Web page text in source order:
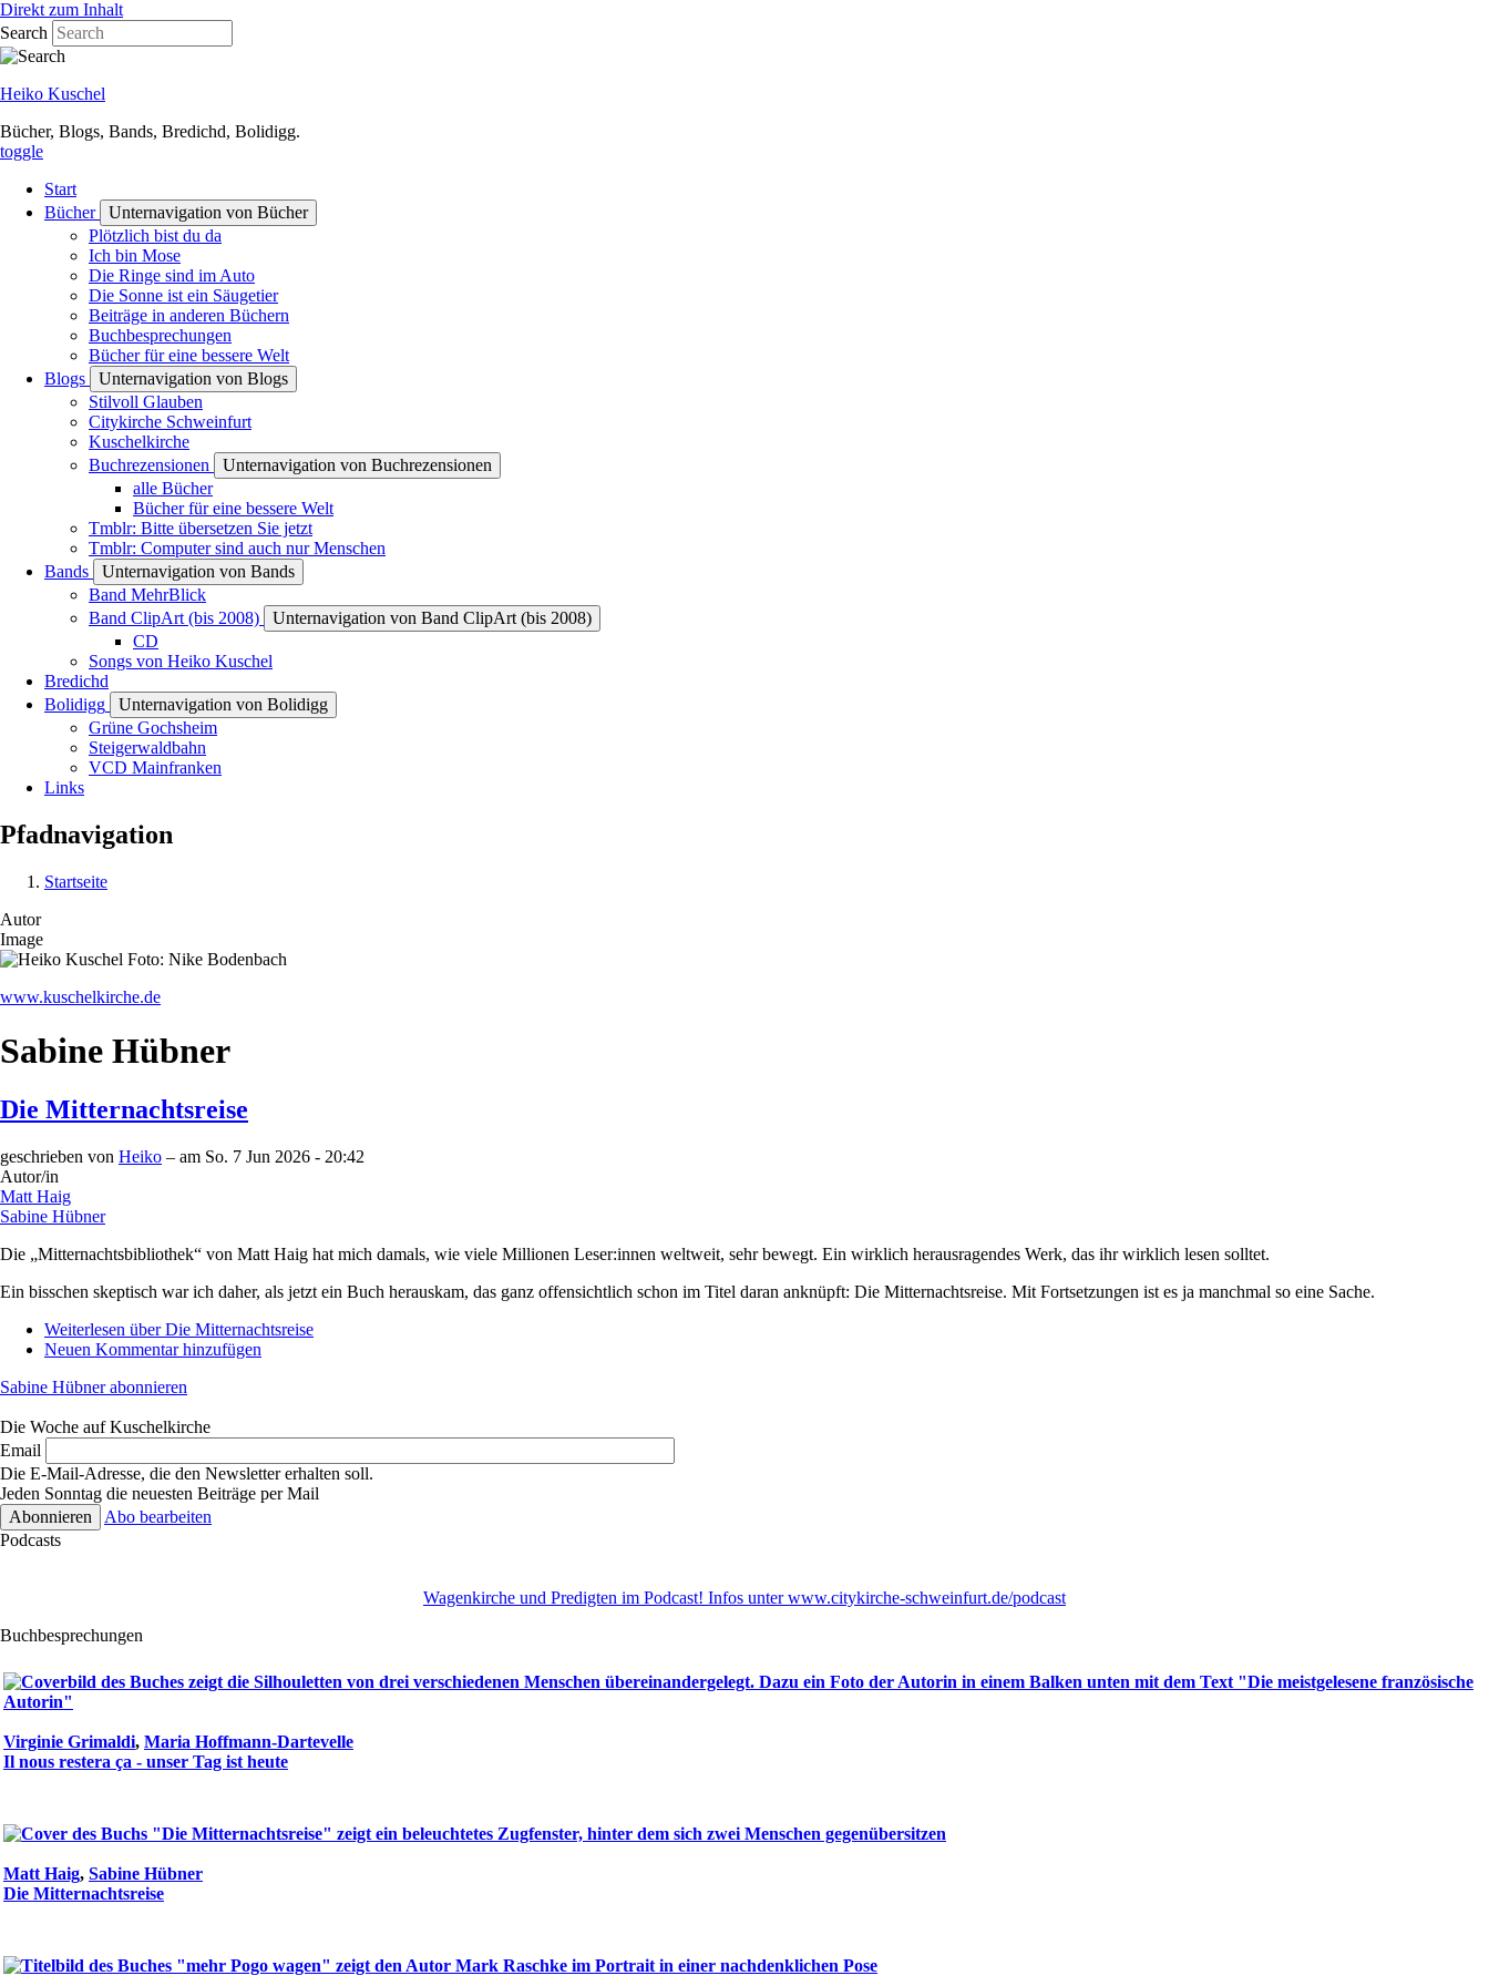
Direkt zum Inhalt
Search
Heiko Kuschel
Bücher, Blogs, Bands, Bredichd, Bolidigg.
toggle
Start
Bücher
Unternavigation von Bücher
Plötzlich bist du da
Ich bin Mose
Die Ringe sind im Auto
Die Sonne ist ein Säugetier
Beiträge in anderen Büchern
Buchbesprechungen
Bücher für eine bessere Welt
Blogs
Unternavigation von Blogs
Stilvoll Glauben
Citykirche Schweinfurt
Kuschelkirche
Buchrezensionen
Unternavigation von Buchrezensionen
alle Bücher
Bücher für eine bessere Welt
Tmblr: Bitte übersetzen Sie jetzt
Tmblr: Computer sind auch nur Menschen
Bands
Unternavigation von Bands
Band MehrBlick
Band ClipArt (bis 2008)
Unternavigation von Band ClipArt (bis 2008)
CD
Songs von Heiko Kuschel
Bredichd
Bolidigg
Unternavigation von Bolidigg
Grüne Gochsheim
Steigerwaldbahn
VCD Mainfranken
Links
Pfadnavigation
Startseite
Autor
Image
www.kuschelkirche.de
Sabine Hübner
Die Mitternachtsreise
geschrieben von Heiko – am So. 7 Jun 2026 - 20:42
Autor/in
Matt Haig
Sabine Hübner
Die „Mitternachtsbibliothek“ von Matt Haig hat mich damals, wie viele Millionen Leser:innen weltweit, sehr bewegt. Ein wirklich herausragendes Werk, das ihr wirklich lesen solltet.
Ein bisschen skeptisch war ich daher, als jetzt ein Buch herauskam, das ganz offensichtlich schon im Titel daran anknüpft: Die Mitternachtsreise. Mit Fortsetzungen ist es ja manchmal so eine Sache.
Weiterlesen über Die Mitternachtsreise
Neuen Kommentar hinzufügen
Sabine Hübner abonnieren
Die Woche auf Kuschelkirche
Email
Die E-Mail-Adresse, die den Newsletter erhalten soll.
Jeden Sonntag die neuesten Beiträge per Mail
Abo bearbeiten
Podcasts
Wagenkirche und Predigten im Podcast! Infos unter www.citykirche-schweinfurt.de/podcast
Buchbesprechungen
Virginie Grimaldi, Maria Hoffmann-Dartevelle
Il nous restera ça - unser Tag ist heute
Matt Haig, Sabine Hübner
Die Mitternachtsreise